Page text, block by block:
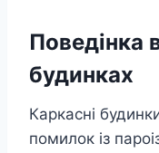
Поведінка
будинках
Каркасні
помилок із